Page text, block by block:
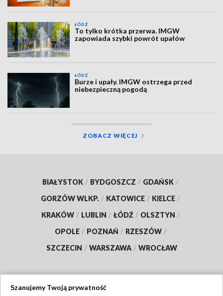
ŁÓDŹ
To tylko krótka przerwa. IMGW
zapowiada szybki powrót upałów
ŁÓDŹ
Burze i upały. IMGW ostrzega przed
niebezpieczną pogodą
ZOBACZ WIĘCEJ
BIAŁYSTOK / BYDGOSZCZ / GDAŃSK /
GORZÓW WLKP. / KATOWICE / KIELCE /
KRAKÓW / LUBLIN / ŁÓDŹ / OLSZTYN /
OPOLE / POZNAŃ / RZESZÓW /
SZCZECIN / WARSZAWA / WROCŁAW
Szanujemy Twoją prywatność